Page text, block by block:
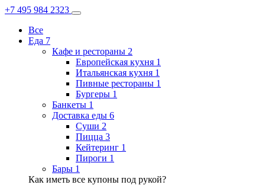
+7 495 984 2323
Все
Еда 7
Кафе и рестораны 2
Европейская кухня 1
Итальянская кухня 1
Пивные рестораны 1
Бургеры 1
Банкеты 1
Доставка еды 6
Суши 2
Пицца 3
Кейтеринг 1
Пироги 1
Бары 1
Как иметь все купоны под рукой?